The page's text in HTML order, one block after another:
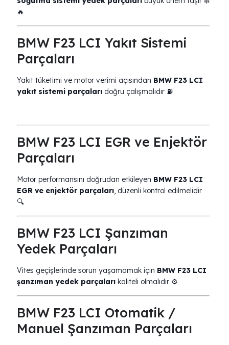
🔥
BMW F23 LCI Yakıt Sistemi
Parçaları
Yakıt tüketimi ve motor verimi açısından BMW F23 LCI
yakıt sistemi parçaları doğru çalışmalıdır ⛽
BMW F23 LCI EGR ve Enjektör
Parçaları
Motor performansını doğrudan etkileyen BMW F23 LCI
EGR ve enjektör parçaları, düzenli kontrol edilmelidir
🔍
BMW F23 LCI Şanzıman
Yedek Parçaları
Vites geçişlerinde sorun yaşamamak için BMW F23 LCI
şanzıman yedek parçaları kaliteli olmalıdır ⚙️
BMW F23 LCI Otomatik /
Manuel Şanzıman Parçaları